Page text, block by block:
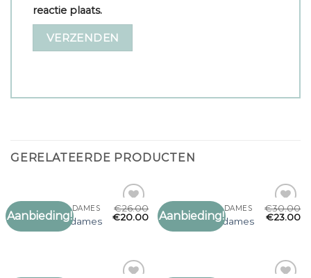
reactie plaats.
GERELATEERDE PRODUCTEN
Aanbieding!
Toevoegen
GERUITE SJAAL DAMES
geruite sjaal dames
€26.00
€20.00 Aanbieding!
Toevoegen
GERUITE SJAAL DAMES
geruite sjaal dames
€30.00
€23.00